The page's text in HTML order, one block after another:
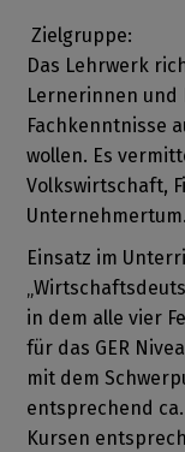
Zielgruppe:
Das Lehrwerk
Lernerinnen und
Fachkenntnisse
wollen. Es
Volkswirtschaft,
Unternehmertum.
Einsatz im
in dem alle vier
für das GER
mit dem
entsprechend
Kursen